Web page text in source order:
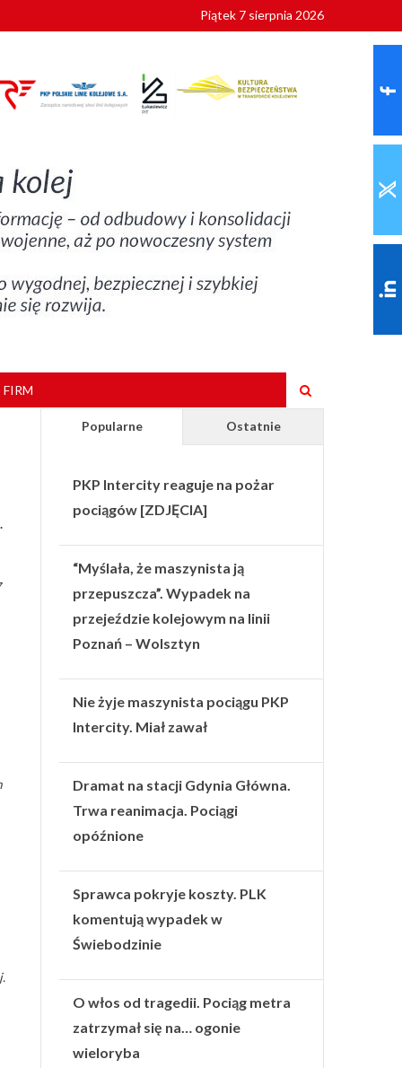
Piątek 7 sierpnia 2026
Popularne Ostatnie
PKP Intercity reaguje na pożar
pociągów [ZDJĘCIA]
“Myślała, że maszynista ją
przepuszcza”. Wypadek na
przejeździe kolejowym na linii
Poznań – Wolsztyn
Nie żyje maszynista pociągu PKP
Intercity. Miał zawał
Dramat na stacji Gdynia Główna.
Trwa reanimacja. Pociągi
opóźnione
Sprawca pokryje koszty. PLK
komentują wypadek w
Świebodzinie
O włos od tragedii. Pociąg metra
zatrzymał się na… ogonie
wieloryba